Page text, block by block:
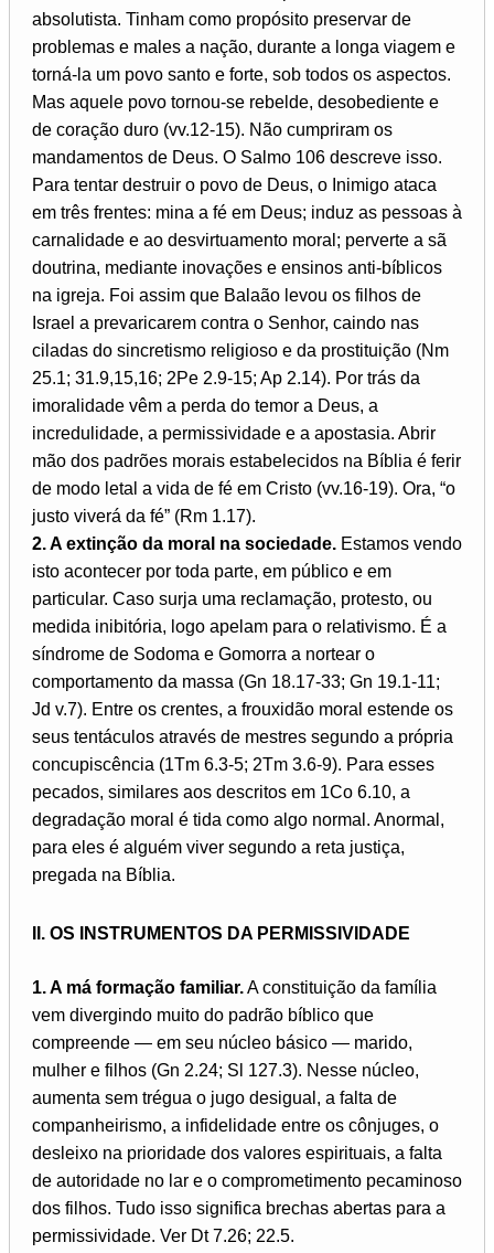
absolutista. Tinham como propósito preservar de
problemas e males a nação, durante a longa viagem e
torná-la um povo santo e forte, sob todos os aspectos.
Mas aquele povo tornou-se rebelde, desobediente e
de coração duro (vv.12-15). Não cumpriram os
mandamentos de Deus. O Salmo 106 descreve isso.
Para tentar destruir o povo de Deus, o Inimigo ataca
em três frentes: mina a fé em Deus; induz as pessoas à
carnalidade e ao desvirtuamento moral; perverte a sã
doutrina, mediante inovações e ensinos anti-bíblicos
na igreja. Foi assim que Balaão levou os filhos de
Israel a prevaricarem contra o Senhor, caindo nas
ciladas do sincretismo religioso e da prostituição (Nm
25.1; 31.9,15,16; 2Pe 2.9-15; Ap 2.14). Por trás da
imoralidade vêm a perda do temor a Deus, a
incredulidade, a permissividade e a apostasia. Abrir
mão dos padrões morais estabelecidos na Bíblia é ferir
de modo letal a vida de fé em Cristo (vv.16-19). Ora, “o
justo viverá da fé” (Rm 1.17).
2. A extinção da moral na sociedade. Estamos vendo
isto acontecer por toda parte, em público e em
particular. Caso surja uma reclamação, protesto, ou
medida inibitória, logo apelam para o relativismo. É a
síndrome de Sodoma e Gomorra a nortear o
comportamento da massa (Gn 18.17-33; Gn 19.1-11;
Jd v.7). Entre os crentes, a frouxidão moral estende os
seus tentáculos através de mestres segundo a própria
concupiscência (1Tm 6.3-5; 2Tm 3.6-9). Para esses
pecados, similares aos descritos em 1Co 6.10, a
degradação moral é tida como algo normal. Anormal,
para eles é alguém viver segundo a reta justiça,
pregada na Bíblia.
II. OS INSTRUMENTOS DA PERMISSIVIDADE
1. A má formação familiar.A constituição da família
vem divergindo muito do padrão bíblico que
compreende — em seu núcleo básico — marido,
mulher e filhos (Gn 2.24; Sl 127.3). Nesse núcleo,
aumenta sem trégua o jugo desigual, a falta de
companheirismo, a infidelidade entre os cônjuges, o
desleixo na prioridade dos valores espirituais, a falta
de autoridade no lar e o comprometimento pecaminoso
dos filhos. Tudo isso significa brechas abertas para a
permissividade. Ver Dt 7.26; 22.5.